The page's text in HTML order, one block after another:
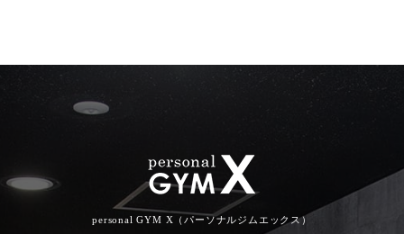
personal GYM X（パーソナルジムエックス）